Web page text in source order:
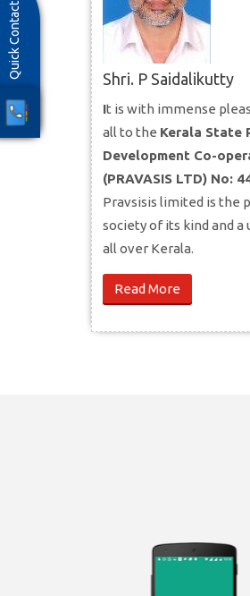
Quick Contact Shri. P Saidalikutty
It is with immense
all to the Kerala State
Development Co-
(PRAVASIS LTD) No:
Pravsisis limited is the
society of its kind and a
all over Kerala.
Read More